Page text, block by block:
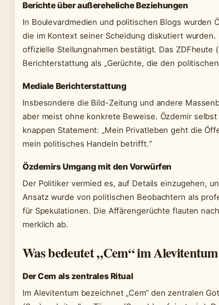
Berichte über außereheliche Beziehungen
In Boulevardmedien und politischen Blogs wurden
die im Kontext seiner Scheidung diskutiert
offizielle Stellungnahmen bestätigt. Das ZDFheute
Berichterstattung als „Gerüchte, die den
Mediale Berichterstattung
Insbesondere die Bild-Zeitung und andere
aber meist ohne konkrete Beweise. Özdemir
knappen Statement: „Mein Privatleben geht die
mein politisches Handeln betrifft.“
Özdemirs Umgang mit den Vorwürfen
Der Politiker vermied es, auf Details einzugehen,
Ansatz wurde von politischen Beobachtern als
für Spekulationen. Die Affärengerüchte flauten
merklich ab.
Was bedeutet „Cem“ im
Der Cem als zentrales Ritual
Im Alevitentum bezeichnet „Cem“ den zentralen